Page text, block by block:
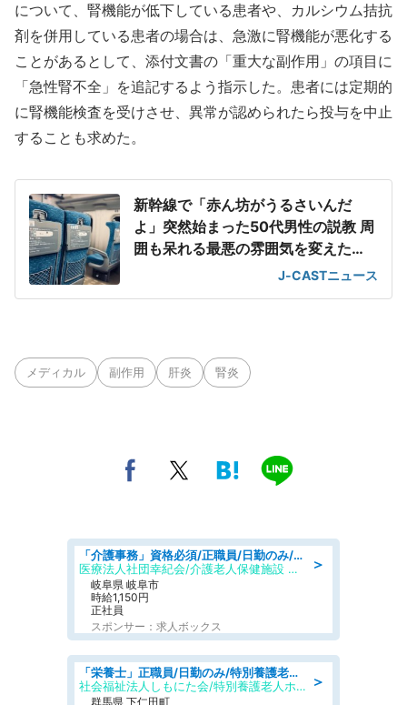
について、腎機能が低下している患者や、カルシウム拮抗
剤を併用している患者の場合は、急激に腎機能が悪化する
ことがあるとして、添付文書の「重大な副作用」の項目に
「急性腎不全」を追記するよう指示した。患者には定期的
に腎機能検査を受けさせ、異常が認められたら投与を中止
することも求めた。
新幹線で「赤ん坊がうるさいんだ
よ」突然始まった50代男性の説教 周
囲も呆れる最悪の雰囲気を変えた
J-CASTニュース
メディカル 副作用 肝炎 腎炎
＞
「介護事務」資格必須/正職員/日勤のみ/介護老人保健施設
医療法人社団幸紀会/介護老人保健施設 グリーンビラ安江
岐阜県 岐阜市
時給1,150円
正社員
スポンサー：求人ボックス
＞
「栄養士」正職員/日勤のみ/特別養護老人ホーム
社会福祉法人しもにた会/特別養護老人ホーム かぶらの里
群馬県 下仁田町